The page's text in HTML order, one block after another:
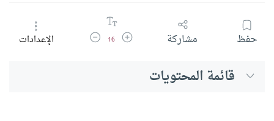
حفظ مشاركة زيادة حجم الخط
16 تقليل حجم الخطالإعدادات
قائمة المحتويات